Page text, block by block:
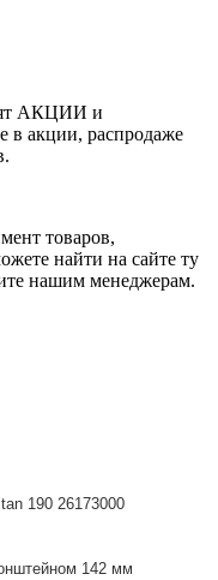
АКЦИИ и
акции, распродаже
товаров,
найти на сайте ту
нашим менеджерам.
190 26173000
142 мм